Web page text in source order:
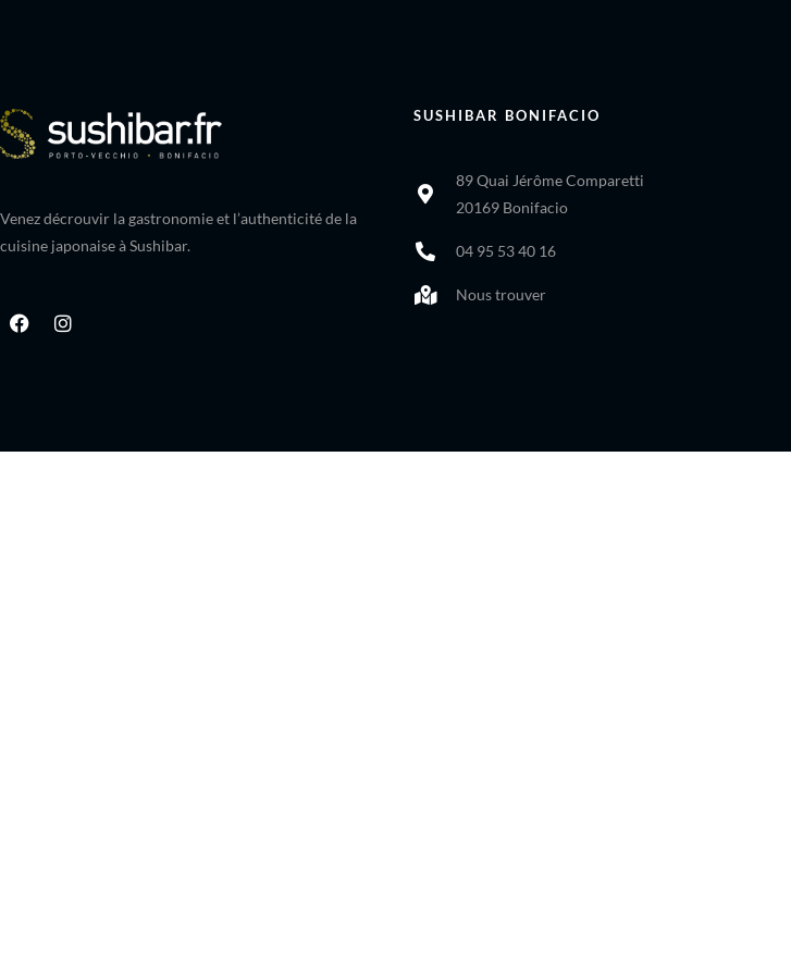
Venez décrouvir la gastronomie et l’authenticité de la
cuisine japonaise à Sushibar.
SUSHIBAR BONIFACIO
89 Quai Jérôme Comparetti
20169 Bonifacio
04 95 53 40 16
Nous trouver